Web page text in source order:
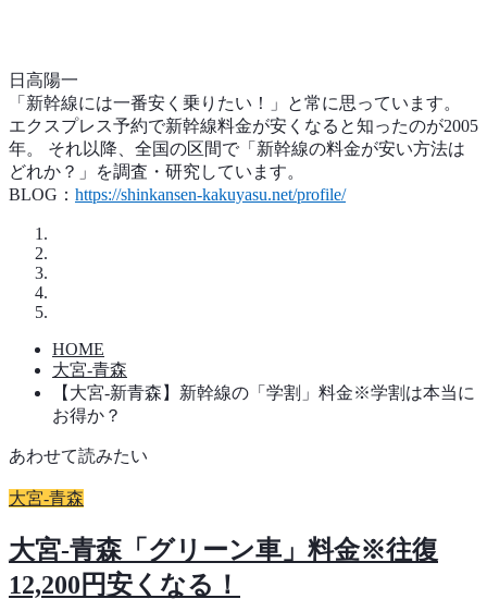
日高陽一
「新幹線には一番安く乗りたい！」と常に思っています。
エクスプレス予約で新幹線料金が安くなると知ったのが2005
年。 それ以降、全国の区間で「新幹線の料金が安い方法は
どれか？」を調査・研究しています。
BLOG： https://shinkansen-kakuyasu.net/profile/
HOME
大宮-青森
【大宮-新青森】新幹線の「学割」料金※学割は本当に
お得か？
あわせて読みたい
大宮-青森
大宮-青森「グリーン車」料金※往復
12,200円安くなる！